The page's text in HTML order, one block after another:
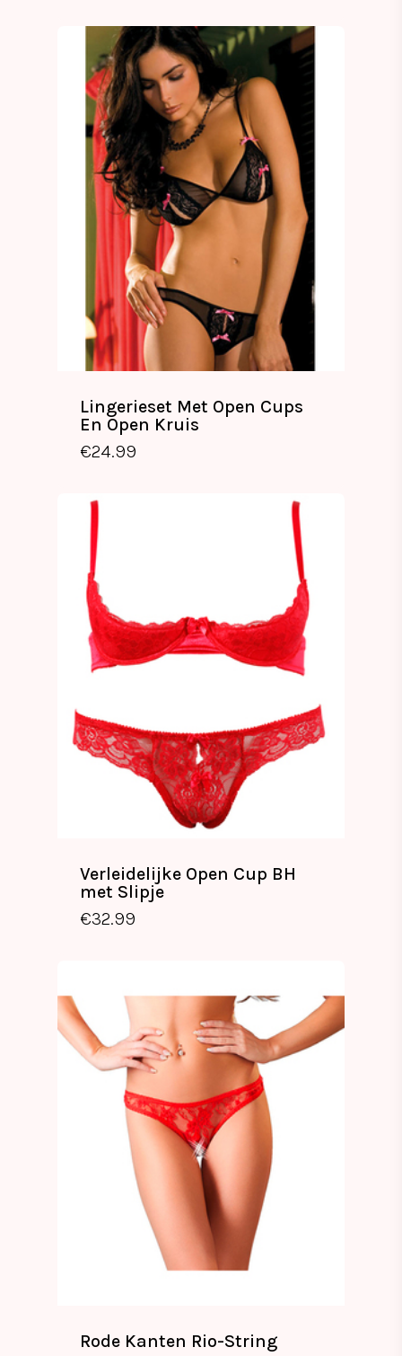
Lingerieset Met Open Cups
En Open Kruis
€24.99
Verleidelijke Open Cup BH
met Slipje
€32.99
Rode Kanten Rio-String